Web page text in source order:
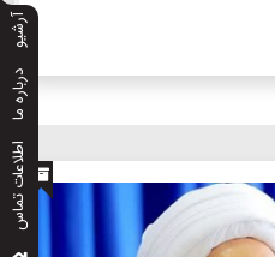
آرشیو
درباره ما
اطلاعات تماس